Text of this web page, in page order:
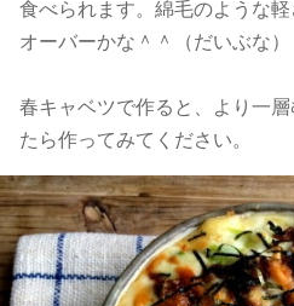
食べられます。綿毛のような
オーバーかな＾＾（だいぶな）
春キャベツで作ると、より一
たら作ってみてください。